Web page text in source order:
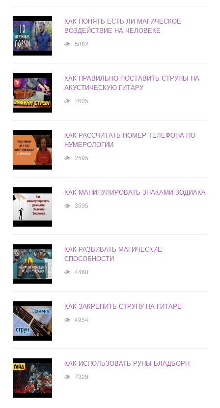
КАК ПОНЯТЬ ЕСТЬ ЛИ МАГИЧЕСКОЕ
ВОЗДЕЙСТВИЕ НА ЧЕЛОВЕКЕ
5882
КАК ПРАВИЛЬНО ПОСТАВИТЬ СТРУНЫ НА
АКУСТИЧЕСКУЮ ГИТАРУ
7605
КАК РАССЧИТАТЬ НОМЕР ТЕЛЕФОНА ПО
НУМЕРОЛОГИИ
2595
КАК МАНИПУЛИРОВАТЬ ЗНАКАМИ ЗОДИАКА
3595
КАК РАЗВИВАТЬ МАГИЧЕСКИЕ
СПОСОБНОСТИ
4468
КАК ЗАКРЕПИТЬ СТРУНУ НА ГИТАРЕ
4954
КАК ИСПОЛЬЗОВАТЬ РУНЫ БЛАДБОРН
7329